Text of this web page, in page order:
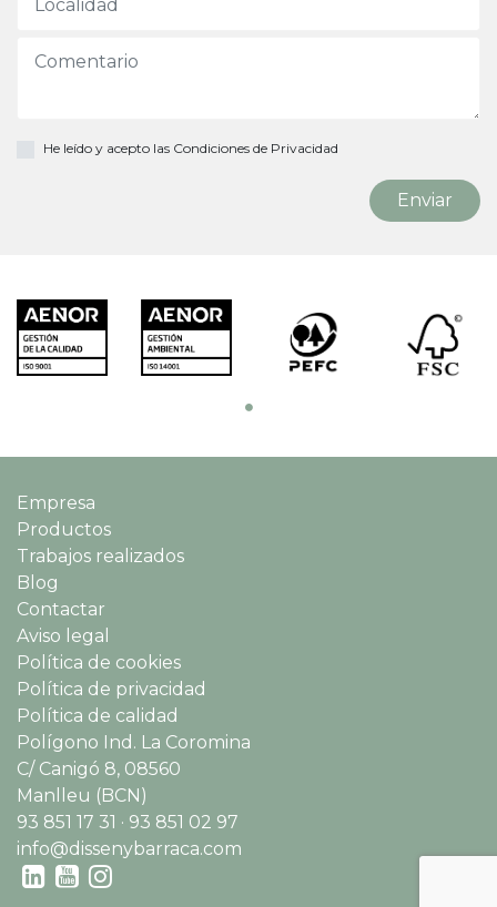
He leído y acepto las Condiciones de Privacidad
Empresa
Productos
Trabajos realizados
Blog
Contactar
Aviso legal
Política de cookies
Política de privacidad
Política de calidad
Polígono Ind. La Coromina
C/ Canigó 8, 08560
Manlleu (BCN)
93 851 17 31 · 93 851 02 97
info@dissenybarraca.com